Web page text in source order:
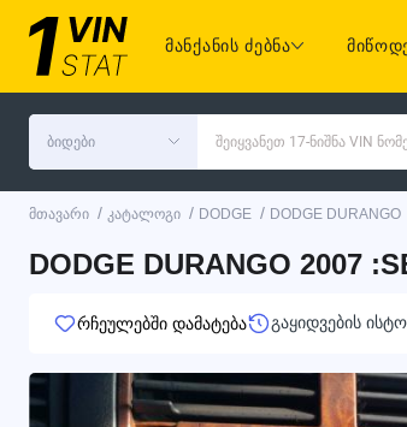
მანქანის ძებნა
ბიდები შეიყვანეთ 17-ნიშნა VIN
მთავარი / კატალოგი / DODGE / DODGE DURANGO
DODGE DURANGO 2007
რჩეულებში დამატება გაყიდვების